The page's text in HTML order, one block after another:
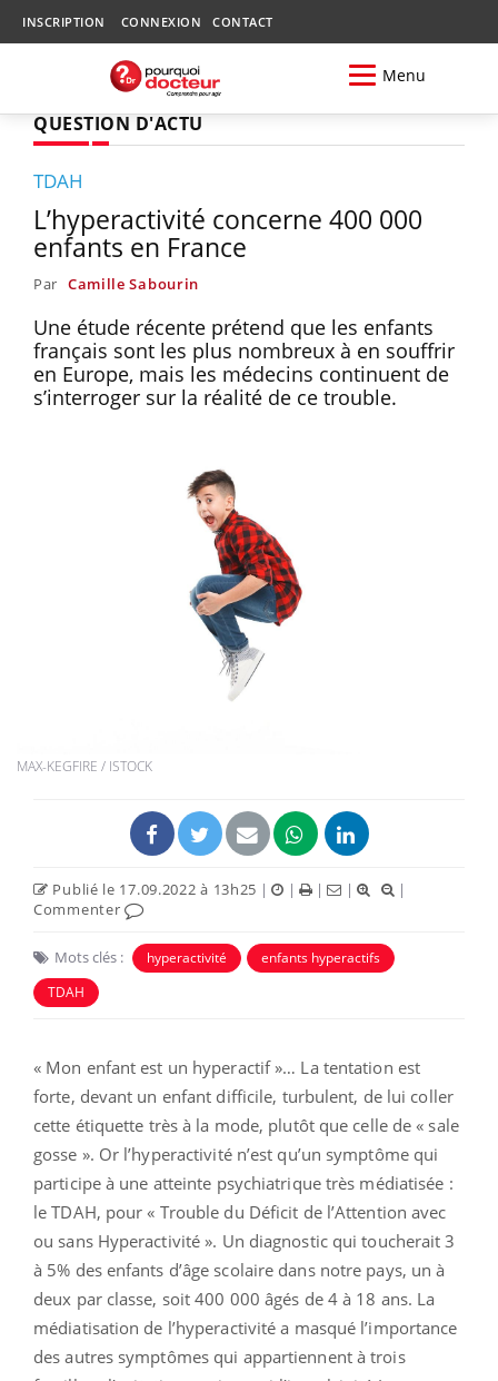
INSCRIPTION CONNEXION CONTACT
Menu
QUESTION D'ACTU
TDAH
L’hyperactivité concerne 400 000
enfants en France
Par Camille Sabourin
Une étude récente prétend que les enfants
français sont les plus nombreux à en souffrir
en Europe, mais les médecins continuent de
s’interroger sur la réalité de ce trouble.
MAX-KEGFIRE / ISTOCK
Publié le 17.09.2022 à 13h25 | | | |
|
Commenter
Mots clés : hyperactivité
enfants hyperactifs
TDAH
« Mon enfant est un hyperactif »… La tentation est
forte, devant un enfant difficile, turbulent, de lui coller
cette étiquette très à la mode, plutôt que celle de « sale
gosse ». Or l’hyperactivité n’est qu’un symptôme qui
participe à une atteinte psychiatrique très médiatisée :
le TDAH, pour « Trouble du Déficit de l’Attention avec
ou sans Hyperactivité ». Un diagnostic qui toucherait 3
à 5% des enfants d’âge scolaire dans notre pays, un à
deux par classe, soit 400 000 âgés de 4 à 18 ans. La
médiatisation de l’hyperactivité a masqué l’importance
des autres symptômes qui appartiennent à trois